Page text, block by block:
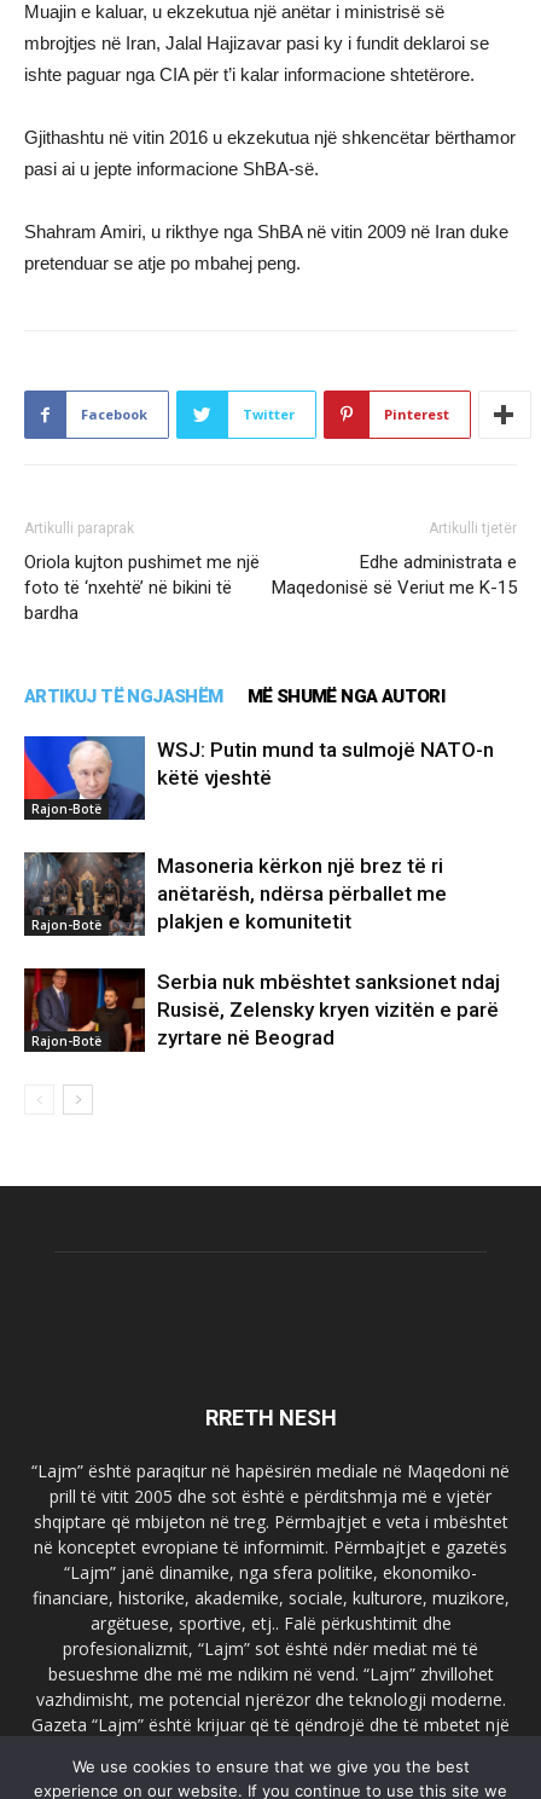
Muajin e kaluar, u ekzekutua një anëtar i ministrisë së
mbrojtjes në Iran, Jalal Hajizavar pasi ky i fundit deklaroi se
ishte paguar nga CIA për t’i kalar informacione shtetërore.
Gjithashtu në vitin 2016 u ekzekutua një shkencëtar bërthamor
pasi ai u jepte informacione ShBA-së.
Shahram Amiri, u rikthye nga ShBA në vitin 2009 në Iran duke
pretenduar se atje po mbahej peng.
Facebook Twitter Pinterest
Artikulli paraprak
Oriola kujton pushimet me një
foto të ‘nxehtë’ në bikini të
bardha
Artikulli tjetër
Edhe administrata e
Maqedonisë së Veriut me K-15
ARTIKUJ TË NGJASHËM MË SHUMË NGA AUTORI
Rajon-Botë
WSJ: Putin mund ta sulmojë NATO-n
këtë vjeshtë
Rajon-Botë
Masoneria kërkon një brez të ri
anëtarësh, ndërsa përballet me
plakjen e komunitetit
Rajon-Botë
Serbia nuk mbështet sanksionet ndaj
Rusisë, Zelensky kryen vizitën e parë
zyrtare në Beograd
RRETH NESH
“Lajm” është paraqitur në hapësirën mediale në Maqedoni në
prill të vitit 2005 dhe sot është e përditshmja më e vjetër
shqiptare që mbijeton në treg. Përmbajtjet e veta i mbështet
në konceptet evropiane të informimit. Përmbajtjet e gazetës
“Lajm” janë dinamike, nga sfera politike, ekonomiko-
financiare, historike, akademike, sociale, kulturore, muzikore,
argëtuese, sportive, etj.. Falë përkushtimit dhe
profesionalizmit, “Lajm” sot është ndër mediat më të
besueshme dhe më me ndikim në vend. “Lajm” zhvillohet
vazhdimisht, me potencial njerëzor dhe teknologji moderne.
Gazeta “Lajm” është krijuar që të qëndrojë dhe të mbetet një
faqja zyrtare e gazetës “Lajm”, www.lajmpress.org është një
We use cookies to ensure that we give you the best
experience on our website. If you continue to use this site we